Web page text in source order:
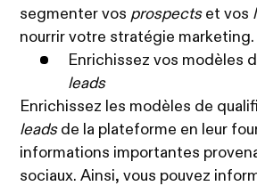
segmenter vos prospectset vos
nourrir votre stratégie marketing.
Enrichissez vos modèles
leads
Enrichissez les modèles de
leadsde la plateforme en leur
informations importantes
sociaux. Ainsi, vous pouvez